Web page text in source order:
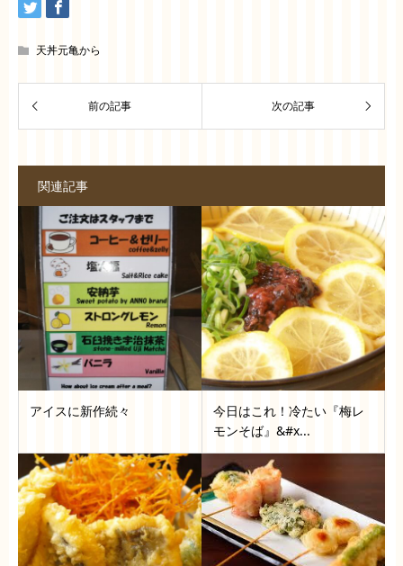
天丼元亀から
関連記事
アイスに新作続々
今日はこれ！冷たい『梅レ
モンそば』&#x...